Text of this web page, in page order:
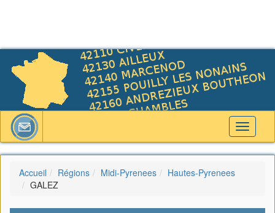
Toggle
Accueil Régions Midi-Pyrenees
Hautes-Pyrenees
GALEZ